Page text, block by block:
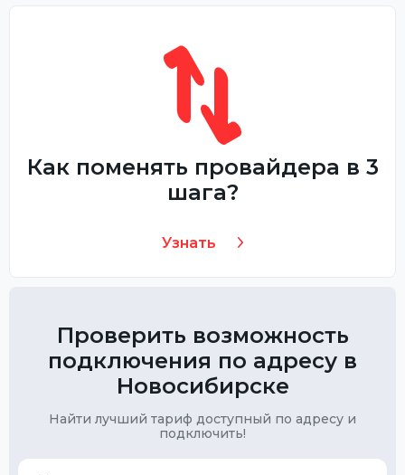
Как поменять провайдера в 3
шага?
Узнать
Проверить возможность
подключения по адресу в
Новосибирске
Найти лучший тариф доступный по адресу и
подключить!